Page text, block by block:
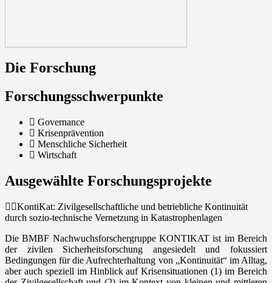
Die Forschung
Forschungsschwerpunkte
Governance
Krisenprävention
Menschliche Sicherheit
Wirtschaft
Ausgewählte Forschungsprojekte
KontiKat: Zivilgesellschaftliche und betriebliche Kontinuität
durch sozio-technische Vernetzung in Katastrophenlagen
Die BMBF Nachwuchs­forschergruppe KONTIKAT ist im Bereich
der zivilen Sicherheitsforschung angesiedelt und fokussiert
Bedingungen für die Aufrechterhaltung von „Kontinuität“ im Alltag,
aber auch speziell im Hinblick auf Krisensituationen (1) im Bereich